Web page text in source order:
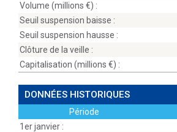
Volume (millions
) :
Seuil suspension baisse :
Seuil suspension hausse :
Clôture de la veille :
Capitalisation (millions
) :
DONNÉES HISTORIQUES
Période
1er janvier :